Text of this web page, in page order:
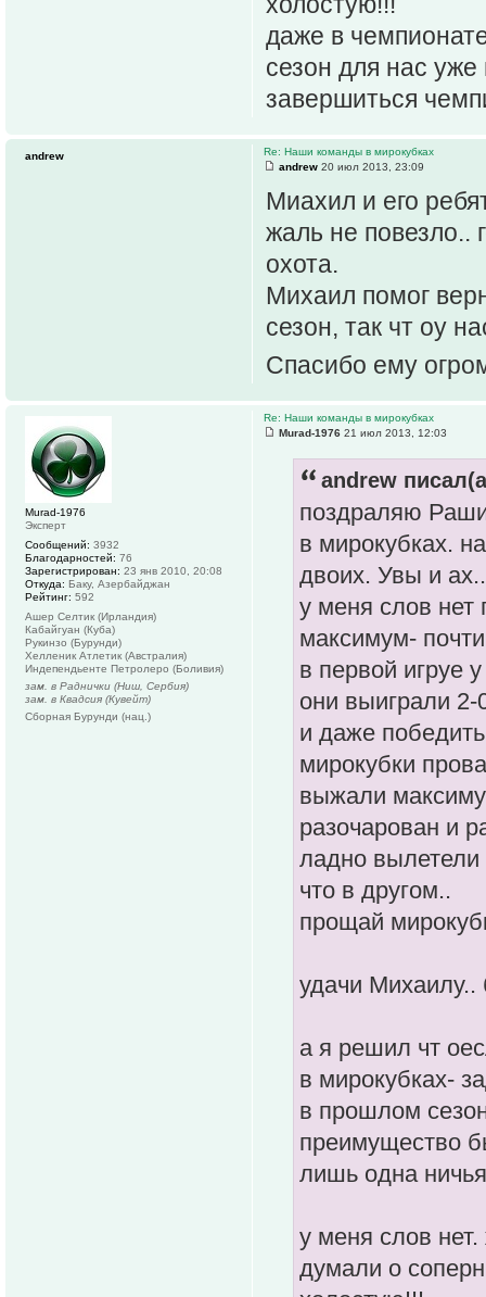
даже в
сезон для нас
завершиться
Re: Наши команды в мирокубках
andrew 20 июл 2013, 23:09
Миахил и его
жаль не повезло..
охота.
Михаил помог
сезон, так чт оу
Спасибо ему
andrew
Re: Наши команды в мирокубках
Murad-1976 21 июл 2013, 12:03
andrew
поздраляю
в мирокубках.
двоих. Увы и
у меня слов нет
максимум-
в первой игруе
они выиграли
и даже
мирокубки
выжали
разочарован и
ладно вылетели
что в другом..
прощай
удачи Михаилу..
а я решил чт
в мирокубках-
в прошлом
преимущество
лишь одна
у меня слов
думали о
Murad-1976
Эксперт
Сообщений: 3932
Благодарностей: 76
Зарегистрирован: 23 янв 2010, 20:08
Откуда: Баку, Азербайджан
Рейтинг: 592
Ашер Селтик (Ирландия)
Кабайгуан (Куба)
Рукинзо (Бурунди)
Хелленик Атлетик (Австралия)
Индепендьенте Петролеро (Боливия)
зам. в Раднички (Ниш, Сербия)
зам. в Квадсия (Кувейт)
Сборная Бурунди (нац.)